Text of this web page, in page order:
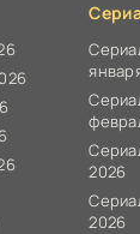
2026
2026